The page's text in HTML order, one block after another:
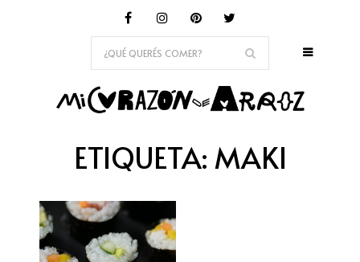
ETIQUETA: MAKI